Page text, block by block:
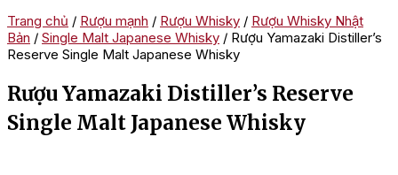
Trang chủ / Rượu mạnh / Rượu Whisky / Rượu Whisky Nhật
Bản / Single Malt Japanese Whisky / Rượu Yamazaki Distiller’s
Reserve Single Malt Japanese Whisky
Rượu Yamazaki Distiller’s Reserve
Single Malt Japanese Whisky